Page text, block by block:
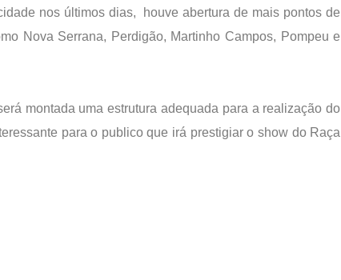
nos últimos dias, houve abertura de mais pontos de
Nova Serrana, Perdigão, Martinho Campos, Pompeu e
montada uma estrutura adequada para a realização do
para o publico que irá prestigiar o show do Raça